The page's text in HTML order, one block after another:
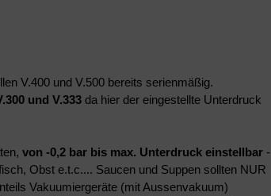
V.400 und V.500 bereits serienmäßig.
und V.333 da hier der eingestellte Unterdruck
von -0,2 bar bis max. Unterdruck einstellbar -
Obst e.t.c.... Saucen und Suppen sollten NUR
Vakuumiergeräte (mit Aussenvakuum)